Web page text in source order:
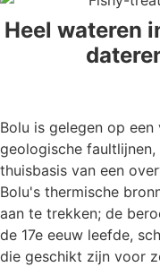
Heel wateren
Bolu is gelegen op
geologische
thuisbasis van een
Bolu's thermische
aan te trekken; de
de 17e eeuw leefde,
die geschikt zijn voor